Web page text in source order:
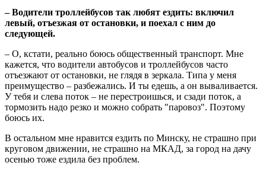
– Водители троллейбусов так любят ездить: включил
левый, отъезжая от остановки, и поехал с ним до
следующей.
– О, кстати, реально боюсь общественный транспорт. Мне
кажется, что водители автобусов и троллейбусов часто
отъезжают от остановки, не глядя в зеркала. Типа у меня
преимущество – разбежались. И ты едешь, а он вываливается.
У тебя и слева поток – не перестроишься, и сзади поток, а
тормозить надо резко и можно собрать "паровоз". Поэтому
боюсь их.
В остальном мне нравится ездить по Минску, не страшно при
круговом движении, не страшно на МКАД, за город на дачу
осенью тоже ездила без проблем.